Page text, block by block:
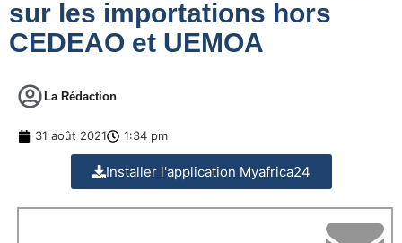
sur les importations hors
CEDEAO et UEMOA
La Rédaction
31 août 2021 1:34 pm
Installer l'application Myafrica24